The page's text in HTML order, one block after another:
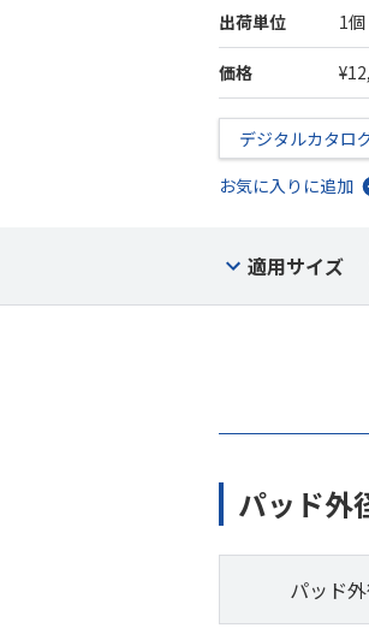
出荷単位 1個
価格
デジタルカタロ
お気に入りに追加
適用サイズ
パッド外
パッド